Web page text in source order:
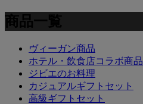
商品一覧
ヴィーガン商品
ホテル・飲食店コラボ商品
ジビエのお料理
カジュアルギフトセット
高級ギフトセット